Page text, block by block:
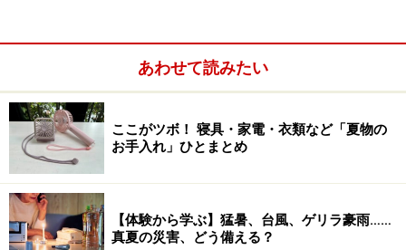
それ以外にも在宅人数と在宅時間に比例して汚れが酷く
なる家。コロナを侵入させたくないゆえの消毒・掃除に
かかるプレッシャー。乳幼児保育の自粛、さらには児童
生徒の学習ケアまでが重なるなど、あらゆる家事の増量
ぶりに“自分史上最悪”の高負荷、高ストレス下にある方
も少なくないのではないでしょうか。
あわせて読みたい
ここがツボ！ 寝具・家電・衣類など「夏物の
お手入れ」ひとまとめ
【体験から学ぶ】猛暑、台風、ゲリラ豪雨……
真夏の災害、どう備える？